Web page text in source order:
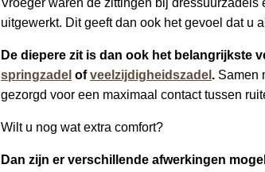
Vroeger waren de zittingen bij
uitgewerkt. Dit geeft dan ook het gevoel dat u
De diepere zit is dan ook het belangrijkste
springzadel ofveelzijdigheidszadel . Samen
gezorgd voor een maximaal contact tussen
Wilt u nog wat extra comfort?
Dan zijn er verschillende afwerkingen